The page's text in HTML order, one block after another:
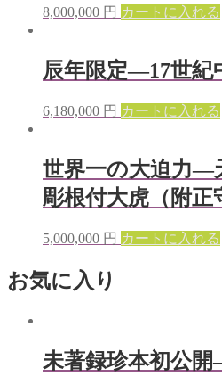
8,000,000 円 カートに入れる
辰年限定—17世紀
6,180,000 円 カートに入れる
世界一の大迫力—
彫根付大虎（附正
5,000,000 円 カートに入れる
お気に入り
未著録珍本初公